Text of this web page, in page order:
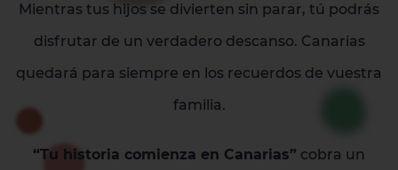
Mientras tus hijos se divierten sin parar, tú podrás
disfrutar de un verdadero descanso. Canarias
quedará para siempre en los recuerdos de vuestra
familia.
“Tu historia comienza en Canarias” cobra un